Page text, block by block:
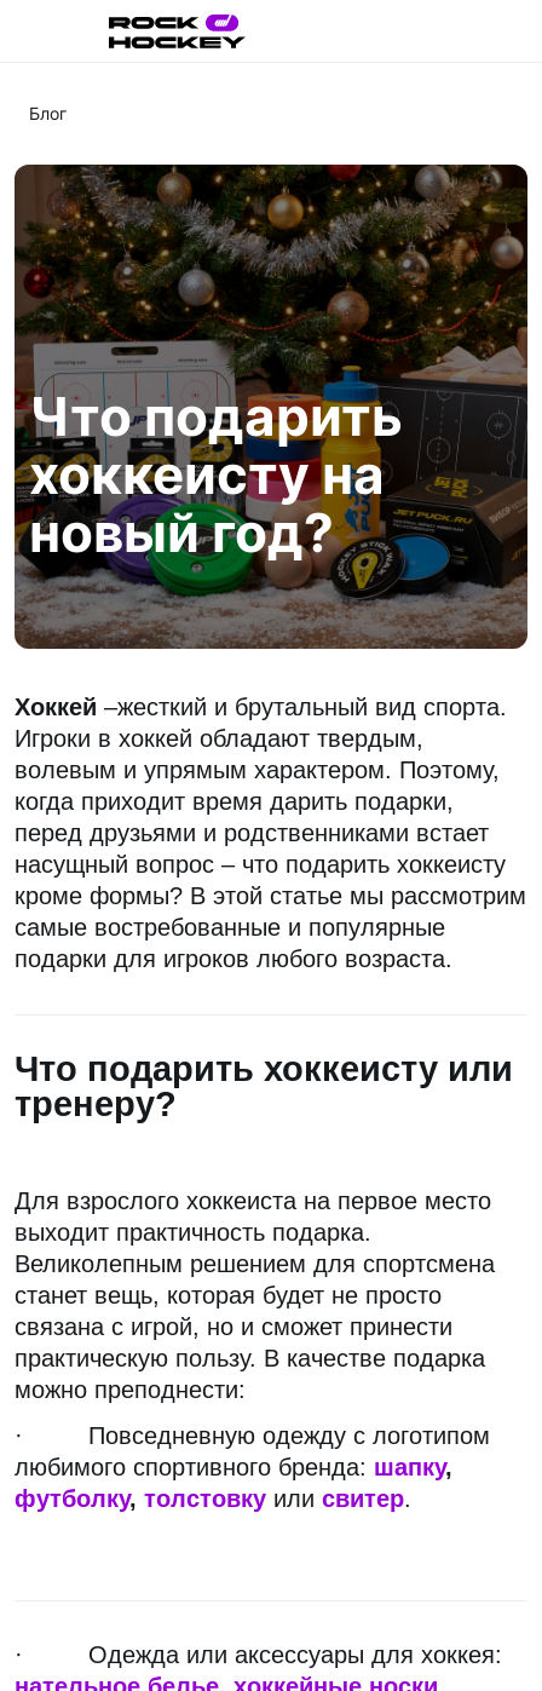
Блог
Что подарить
хоккеисту на
новый год?
Хоккей –жесткий и брутальный вид спорта.
Игроки в хоккей обладают твердым,
волевым и упрямым характером. Поэтому,
когда приходит время дарить подарки,
перед друзьями и родственниками встает
насущный вопрос – что подарить хоккеисту
кроме формы? В этой статье мы рассмотрим
самые востребованные и популярные
подарки для игроков любого возраста.
Что подарить хоккеисту или
тренеру?
Для взрослого хоккеиста на первое место
выходит практичность подарка.
Великолепным решением для спортсмена
станет вещь, которая будет не просто
связана с игрой, но и сможет принести
практическую пользу. В качестве подарка
можно преподнести:
· Повседневную одежду с логотипом
любимого спортивного бренда: шапку,
футболку, толстовку или свитер.
· Одежда или аксессуары для хоккея: